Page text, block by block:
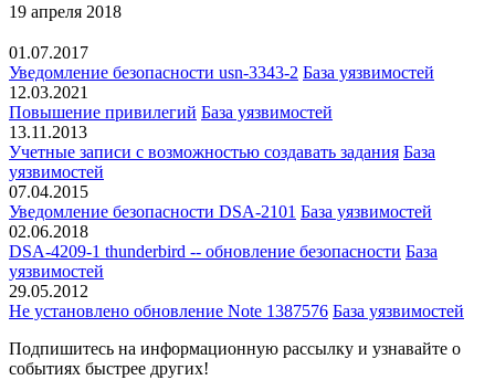
19 апреля 2018
01.07.2017
Уведомление безопасности usn-3343-2 База уязвимостей
12.03.2021
Повышение привилегий База уязвимостей
13.11.2013
Учетные записи с возможностью создавать задания База
уязвимостей
07.04.2015
Уведомление безопасности DSA-2101 База уязвимостей
02.06.2018
DSA-4209-1 thunderbird -- обновление безопасности База
уязвимостей
29.05.2012
Не установлено обновление Note 1387576 База уязвимостей
Подпишитесь на информационную рассылку и узнавайте о
событиях быстрее других!